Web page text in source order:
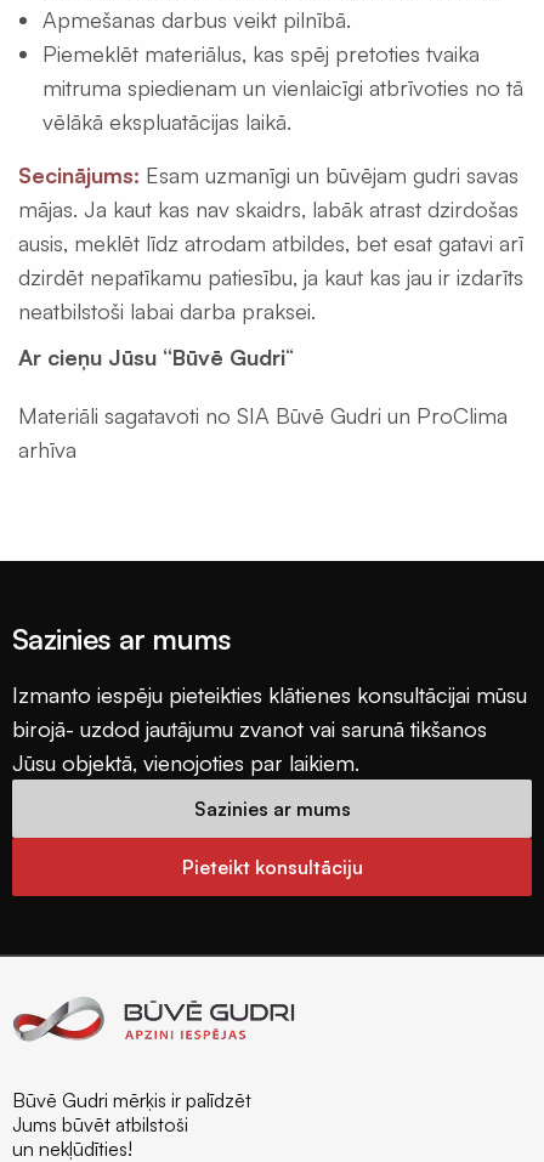
Apmešanas darbus veikt pilnībā.
Piemeklēt materiālus, kas spēj pretoties tvaika
mitruma spiedienam un vienlaicīgi atbrīvoties no tā
vēlākā ekspluatācijas laikā.
Secinājums: Esam uzmanīgi un būvējam gudri savas
mājas. Ja kaut kas nav skaidrs, labāk atrast dzirdošas
ausis, meklēt līdz atrodam atbildes, bet esat gatavi arī
dzirdēt nepatīkamu patiesību, ja kaut kas jau ir izdarīts
neatbilstoši labai darba praksei.
Ar cieņu Jūsu “Būvē Gudri“
Materiāli sagatavoti no SIA Būvē Gudri un ProClima
arhīva
Sazinies ar mums
Izmanto iespēju pieteikties klātienes konsultācijai mūsu
birojā- uzdod jautājumu zvanot vai sarunā tikšanos
Jūsu objektā, vienojoties par laikiem.
Sazinies ar mums
Pieteikt konsultāciju
Būvē Gudri mērķis ir palīdzēt
Jums būvēt atbilstoši
un nekļūdīties!